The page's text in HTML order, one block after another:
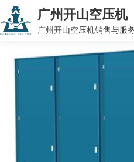
广州开山空压机
广州开山空压机销售与服